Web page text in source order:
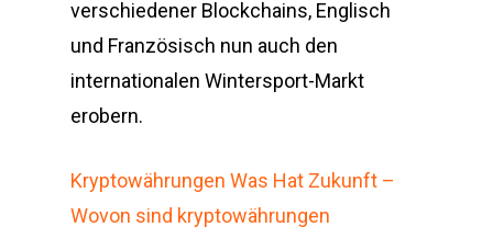
verschiedener Blockchains, Englisch
und Französisch nun auch den
internationalen Wintersport-Markt
erobern.
Kryptowährungen Was Hat Zukunft –
Wovon sind kryptowährungen